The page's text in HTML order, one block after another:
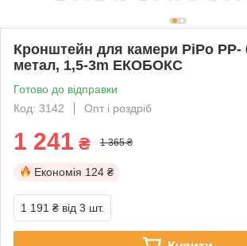
Кронштейн для камери PiPo PP-
метал, 1,5-3m ЕКОБОКС
Готово до відправки
Код: 3142
Опт і роздріб
1 241 ₴ 1 365 ₴
Економія 124 ₴
1 191 ₴ від 3 шт.